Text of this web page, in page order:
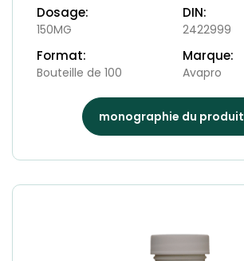
Dosage:
150MG
DIN:
2422999
Format:
Bouteille de 100
Marque:
Avapro
monographie du produit